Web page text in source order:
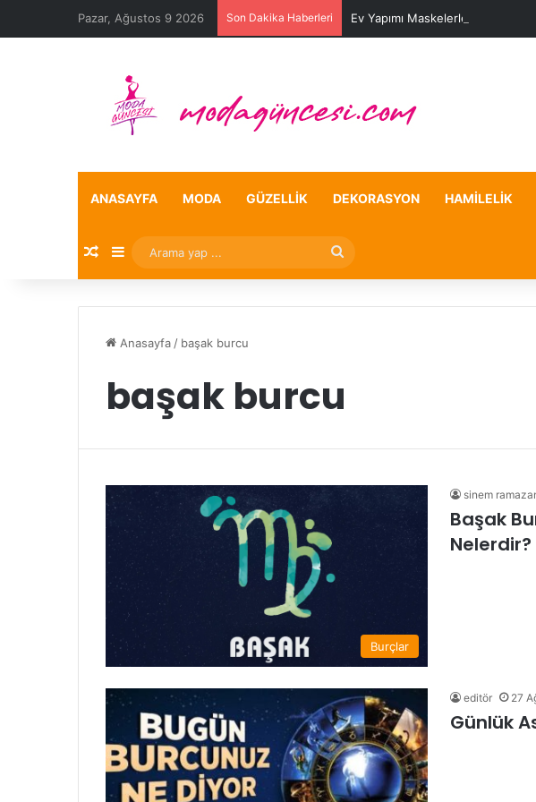
Pazar, Ağustos 9 2026 Son Dakika Haberleri Ev Yapımı Maskelerle Leke
ANASAYFA MODA GÜZELLIK DEKORASYON HAMILELIK
Rastgele Makale
Kenar Bölmesi
Arama
yap
Anasayfa / başak burcu
başak burcu
Burçlar
sinem
Başak
Nelerdir?
editör 27
Günlük